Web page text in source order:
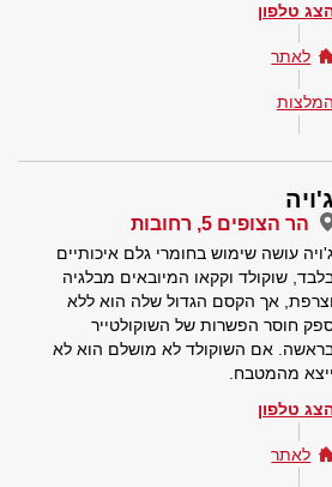
טלפון
לאתר
המלצות
ג'ויה
הר הצופים 5, רחובות
עושה שימוש בחומרי גלם איכותיים
שוקולד וקקאו המיובאים מבלגיה
וצרפת, אך הקסם הגדול שלה הוא ללא
חוסר הפשרות של השוקולטייר
אם השוקולד לא מושלם הוא לא
ייצא מהמטבח.
טלפון
לאתר